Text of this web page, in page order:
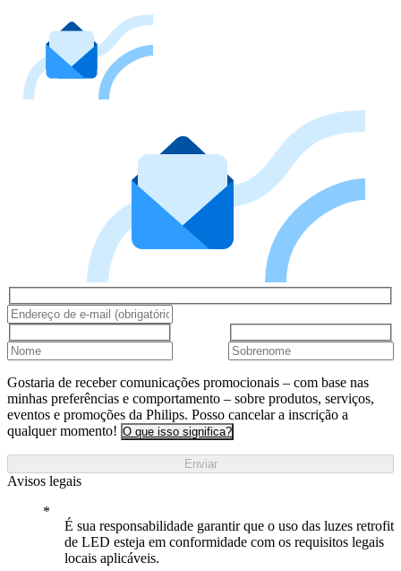
Gostaria de receber comunicações promocionais – com base nas
minhas preferências e comportamento – sobre produtos, serviços,
eventos e promoções da Philips. Posso cancelar a inscrição a
qualquer momento! O que isso significa?
Enviar
Avisos legais
É sua responsabilidade garantir que o uso das luzes retrofit
de LED esteja em conformidade com os requisitos legais
locais aplicáveis.